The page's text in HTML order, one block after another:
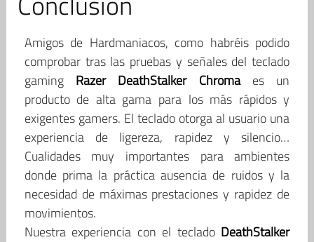
Amigos de Hardmaniacos, como habréis podido
comprobar tras las pruebas y señales del teclado
gaming Razer DeathStalker Chromaes un
producto de alta gama para los más rápidos y
exigentes gamers. El teclado otorga al usuario una
experiencia de ligereza, rapidez y silencio…
Cualidades muy importantes para ambientes
donde prima la práctica ausencia de ruidos y la
necesidad de máximas prestaciones y rapidez de
movimientos.
Nuestra experiencia con el teclado DeathStalker